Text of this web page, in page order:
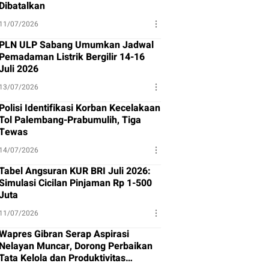
Dibatalkan
11/07/2026
PLN ULP Sabang Umumkan Jadwal
Pemadaman Listrik Bergilir 14-16
2026
13/07/2026
Polisi Identifikasi Korban Kecelakaan
Palembang-Prabumulih, Tiga
14/07/2026
Angsuran KUR BRI Juli 2026:
Cicilan Pinjaman Rp 1-500
11/07/2026
Gibran Serap Aspirasi
Nelayan Muncar, Dorong Perbaikan
Kelola dan Produktivitas